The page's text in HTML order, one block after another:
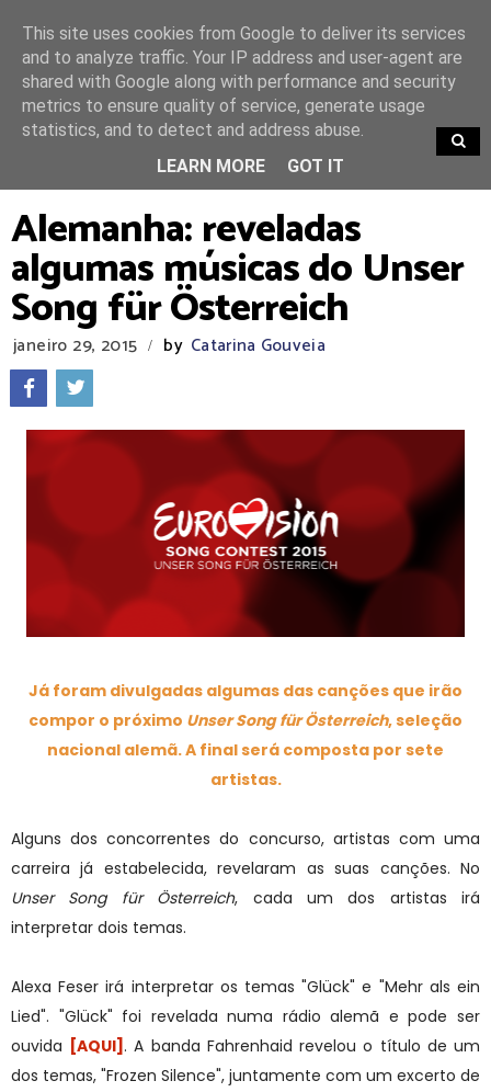
TRENDING
Alemanha: reveladas
algumas músicas do Unser
Song für Österreich
janeiro 29, 2015 / by Catarina Gouveia
Já foram divulgadas algumas das canções que irão
compor o próximo Unser Song für Österreich, seleção
nacional alemã. A final será composta por sete
artistas.
Alguns dos concorrentes do concurso, artistas com uma
carreira já estabelecida, revelaram as suas canções. No
Unser Song für Österreich, cada um dos artistas irá
interpretar dois temas.
Alexa Feser irá interpretar os temas "Glück" e "Mehr als ein
Lied". "Glück" foi revelada numa rádio alemã e pode ser
ouvida [AQUI]. A banda Fahrenhaid revelou o título de um
dos temas, "Frozen Silence", juntamente com um excerto de
This site uses cookies from Google to deliver its services
and to analyze traffic. Your IP address and user-agent are
shared with Google along with performance and security
metrics to ensure quality of service, generate usage
statistics, and to detect and address abuse.
LEARN MORE
GOT IT